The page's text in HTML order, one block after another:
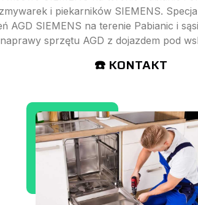
i piekarników SIEMENS.
AGD SIEMENS na terenie Pabianic i
naprawy sprzętu AGD z dojazdem pod
☎️ KONTAKT